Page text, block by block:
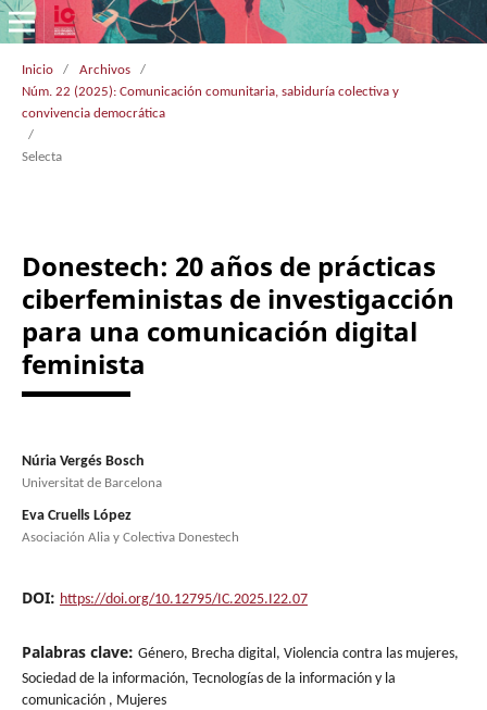
Inicio / Archivos
/
Núm. 22 (2025): Comunicación comunitaria, sabiduría colectiva y
convivencia democrática
/
Selecta
Donestech: 20 años de prácticas
ciberfeministas de investigacción
para una comunicación digital
feminista
Núria Vergés Bosch
Universitat de Barcelona
Eva Cruells López
Asociación Alia y Colectiva Donestech
DOI: https://doi.org/10.12795/IC.2025.I22.07
Palabras clave: Género, Brecha digital, Violencia contra las mujeres,
Sociedad de la información, Tecnologías de la información y la
comunicación , Mujeres